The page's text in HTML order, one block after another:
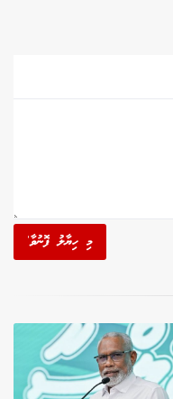
މި ހިޔާލު ފޮނުވާ'